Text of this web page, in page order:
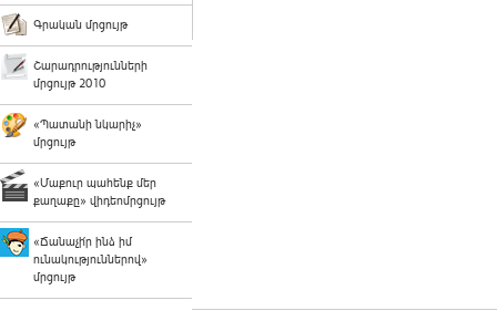
Գրական մրցույթ
Շարադրությունների
մրցույթ 2010
«Պատանի նկարիչ»
մրցույթ
«Մաքուր պահենք մեր
քաղաքը» վիդեոմրցույթ
«Ճանաչի՛ր ինձ իմ
ունակություններով»
մրցույթ